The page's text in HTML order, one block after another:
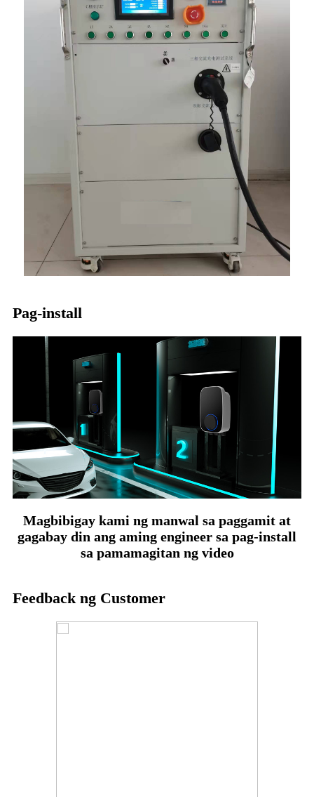
Pag-install
Magbibigay kami ng manwal sa paggamit at
gagabay din ang aming engineer sa pag-install
sa pamamagitan ng video
Feedback ng Customer